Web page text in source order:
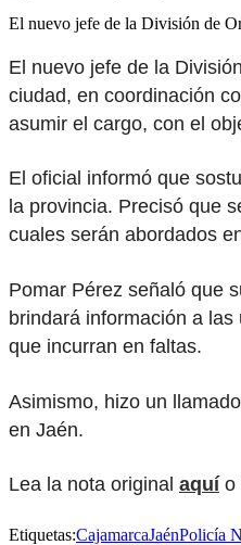
El nuevo jefe de la División de
El nuevo jefe de la
ciudad, en coordinación
asumir el cargo, con el
El oficial informó que
la provincia. Precisó que
cuales serán abordados
Pomar Pérez señaló que
brindará información a
que incurran en faltas.
Asimismo, hizo un
en Jaén.
Lea la nota original aquí o
Etiquetas:CajamarcaJaénPolicía